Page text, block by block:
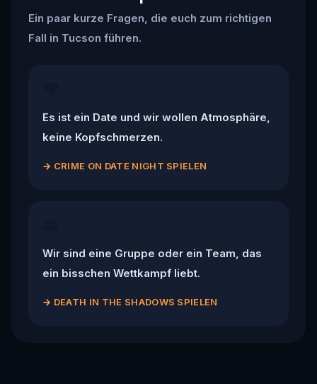
Ein paar kurze Fragen, die euch zum richtigen
Fall in Tucson führen.
Es ist ein Date und wir wollen Atmosphäre,
keine Kopfschmerzen.
→ CRIME ON DATE NIGHT SPIELEN
Wir sind eine Gruppe oder ein Team, das
ein bisschen Wettkampf liebt.
→ DEATH IN THE SHADOWS SPIELEN